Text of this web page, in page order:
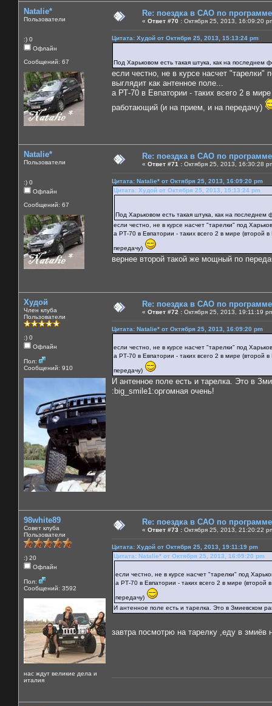
Natalie*
Пользователи
:) 0
Офлайн
Сообщений: 67
Re: поездка в САО по
« Ответ #70 : Октября 25, 2013, 16:09:20
Цитата: Худой от Октября 25, 2013, 15:13:24 pm
Под Харьковом есть такая штука, как на последнем
если честно, не в курсе насчет "тарелки"
выглядит как антенное поле...
а РТ-70 в Евпатории - таких всего 2 в
работающий (и на прием, и на передачу)
Natalie*
Пользователи
:) 0
Офлайн
Сообщений: 67
Re: поездка в САО по
« Ответ #71 : Октября 25, 2013, 16:30:28
Цитата: Natalie* от Октября 25, 2013, 16:09:20 pm
Цитата: Худой от Октября 25, 2013, 15:13:24 pm
Под Харьковом есть такая штука, как на
если честно, не в курсе насчет "тарелки" под
а РТ-70 в Евпатории - таких всего 2 в мире
передачу)
вернее второй такой же мощный по
Худой
Член клуба
Пользователи
:) 0
Офлайн
Пол:
Сообщений: 910
Re: поездка в САО по
« Ответ #72 : Октября 25, 2013, 19:11:19
Цитата: Natalie* от Октября 25, 2013, 16:09:20 pm
если честно, не в курсе насчет "тарелки" под
а РТ-70 в Евпатории - таких всего 2 в мире
передачу)
И антенное поле есть и тарелка. Это в
:big_smile1:оргомная очень!
98white89
Совет клуба
Пользователи
:) 20
Офлайн
Пол:
Сообщений: 3592
нас ждут великие дела и
италия
Re: поездка в САО по
« Ответ #73 : Октября 25, 2013, 21:20:22
Цитата: Худой от Октября 25, 2013, 19:11:19 pm
Цитата: Natalie* от Октября 25, 2013, 16:09:20 pm
если честно, не в курсе насчет "тарелки" под
а РТ-70 в Евпатории - таких всего 2 в мире
передачу)
И антенное поле есть и тарелка. Это в Змиевском
завтра посмотрю на тарелку ,еду в